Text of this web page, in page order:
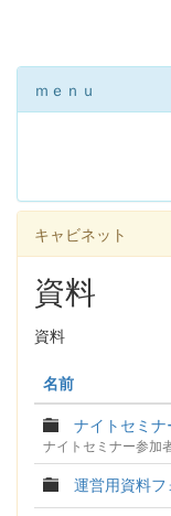
ｍｅｎｕ
キャビネット
資料
資料
名前
ナイトセミ
ナイトセミナー参加
運営用資料